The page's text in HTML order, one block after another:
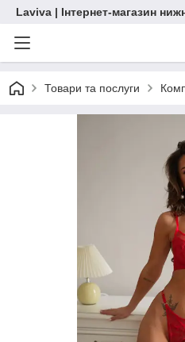
Laviva | Інтернет-магазин
Товари та послуги